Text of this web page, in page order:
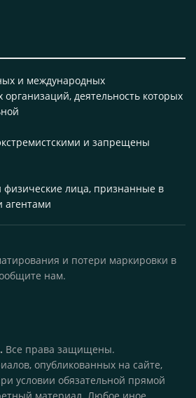
и международных
деятельность которых
и запрещены
лица, признанные в
агентами
и потери маркировки в
нам.
Все права защищены.
опубликованных на сайте,
условии обязательной прямой